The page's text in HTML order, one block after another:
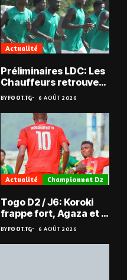
Actualité
Préliminaires LDC: Les
Chauffeurs retrouvent
les Mimos
BYFOOT.TG 6 AOÛT 2026
Actualité Championnat D2
Togo D2 / J6: Koroki
frappe fort, Agaza et la
JCA assurent,
suspense avant Sara
FC – Doumbé FC
BYFOOT.TG 6 AOÛT 2026